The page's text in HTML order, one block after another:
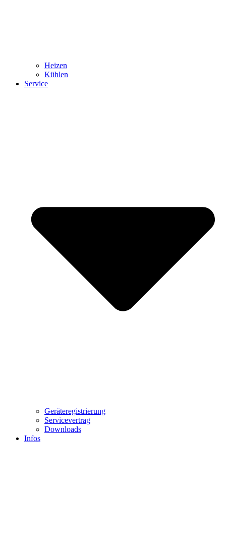
Heizen
Kühlen
Service
Geräteregistrierung
Servicevertrag
Downloads
Infos